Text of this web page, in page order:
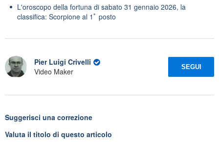
L'oroscopo della fortuna di sabato 31 gennaio 2026, la
classifica: Scorpione al 1ﾟ posto
Pier Luigi Crivelli
Video Maker
SEGUI
Suggerisci una correzione
Valuta il titolo di questo articolo